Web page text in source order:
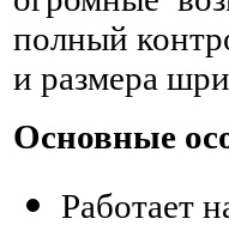
полный
и размера
Основные
Работает